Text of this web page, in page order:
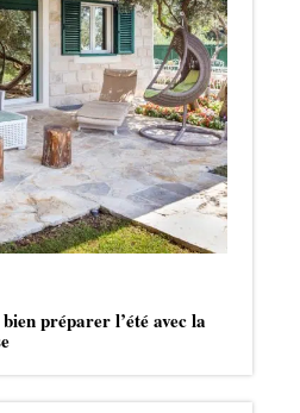
préparer l’été avec la